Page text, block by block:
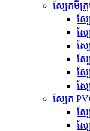
ស្បែកមីក្រូ
ស្ប
ស្ប
ស្ប
ស្ប
ស្ប
ស្ប
ស្បែក
ស្ប
ស្ប